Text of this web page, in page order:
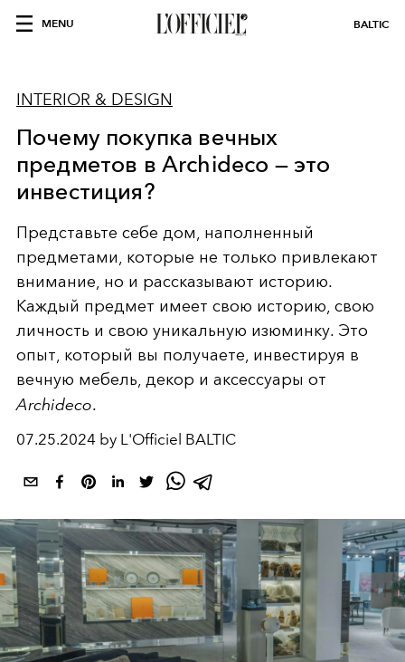
MENU BALTIC
INTERIOR & DESIGN
Почему покупка вечных
предметов в Archideco — это
инвестиция?
Представьте себе дом, наполненный
предметами, которые не только привлекают
внимание, но и рассказывают историю.
Каждый предмет имеет свою историю, свою
личность и свою уникальную изюминку. Это
опыт, который вы получаете, инвестируя в
вечную мебель, декор и аксессуары от
Archideco.
07.25.2024 by L'Officiel BALTIC